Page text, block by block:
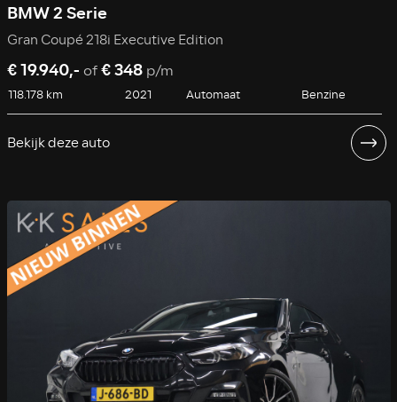
BMW 2 Serie
Gran Coupé 218i Executive Edition
€ 19.940,- of€ 348 p/m
118.178 km 2021 Automaat Benzine
Bekijk deze auto